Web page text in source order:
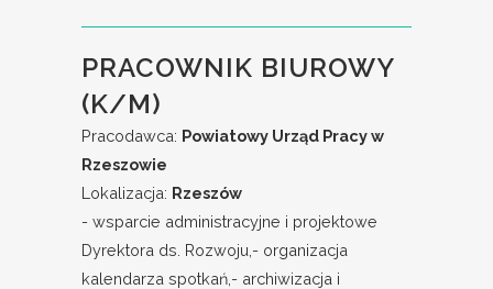
PRACOWNIK BIUROWY
(K/M)
Pracodawca: Powiatowy Urząd Pracy w
Rzeszowie
Lokalizacja: Rzeszów
- wsparcie administracyjne i projektowe
Dyrektora ds. Rozwoju,- organizacja
kalendarza spotkań,- archiwizacja i